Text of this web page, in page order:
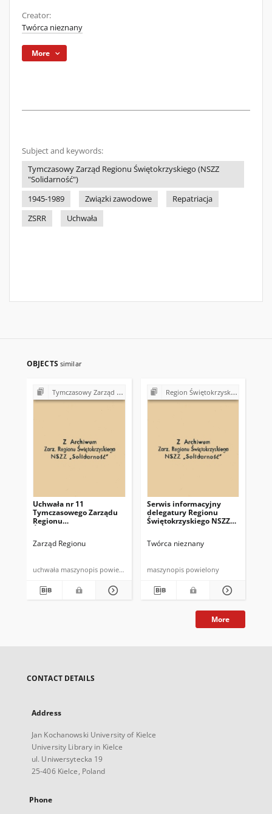
Creator:
Twórca nieznany
More
Subject and keywords:
Tymczasowy Zarząd Regionu Świętokrzyskiego (NSZZ
"Solidarność")
1945-1989
Związki zawodowe
Repatriacja
ZSRR
Uchwała
OBJECTS similar
Tymczasowy Zarząd Regionu Świętokrzyskiego NSZZ "Solidarność" (1989)
Uchwała nr 11
Tymczasowego Zarządu
Regionu
repatriacji Polaków
Zarząd Regionu
uchwała maszynopis powielony
Region Świętokrzyski NSZZ "Solidarność". Delegatura Starachowice
Serwis informacyjny
delegatury Regionu
Świętokrzyskiego NSZZ
Twórca nieznany
maszynopis powielony
More
CONTACT DETAILS
Address
Jan Kochanowski University of Kielce
University Library in Kielce
ul. Uniwersytecka 19
25-406 Kielce, Poland
Phone